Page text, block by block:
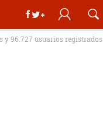
y 96.727 usuarios registrados